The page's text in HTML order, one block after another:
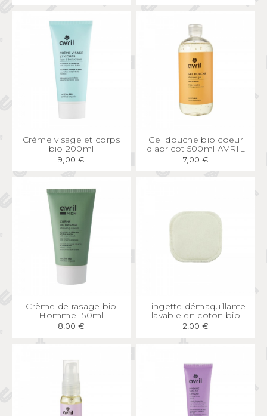
APERÇU
Crème visage et corps
bio 200ml
9,00 €
APERÇU
Gel douche bio coeur
d'abricot 500ml AVRIL
7,00 €
APERÇU RAPIDE
Crème de rasage bio
Homme 150ml
8,00 €
APERÇU RAPIDE
Lingette démaquillante
lavable en coton bio
2,00 €